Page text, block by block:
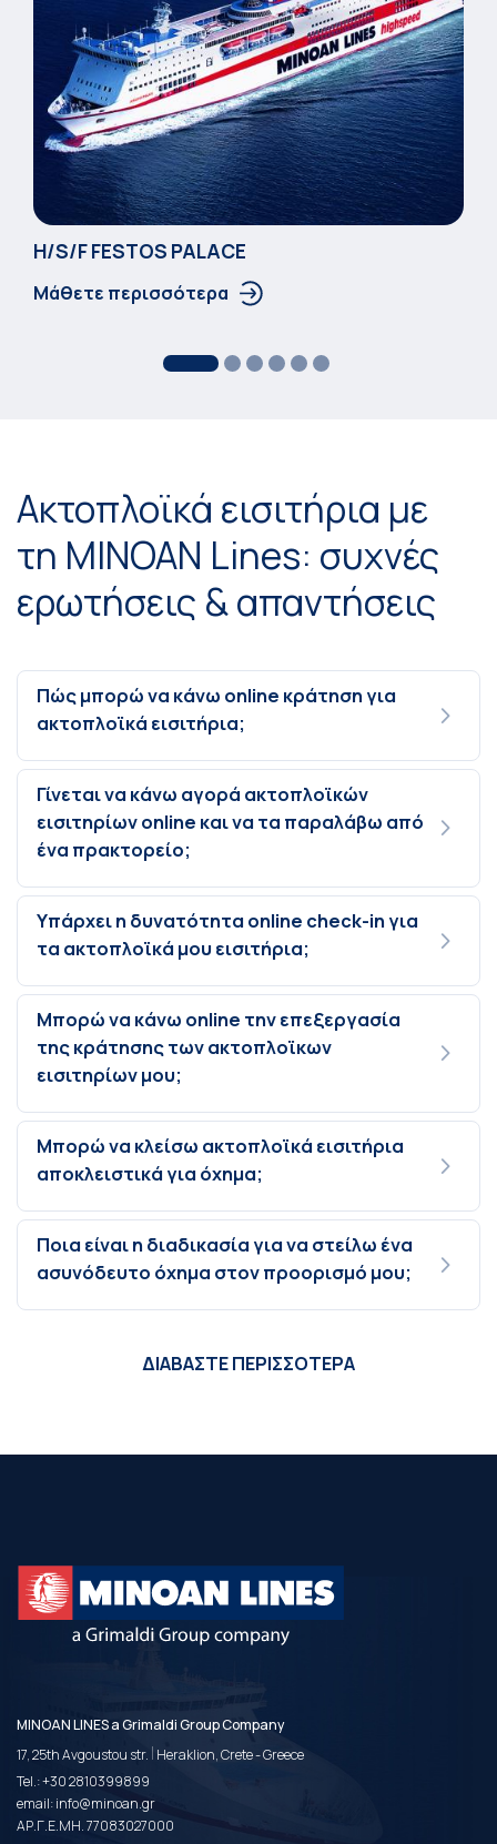
Η/S/F FESTOS PALACΕ
Μάθετε περισσότερα
Ακτοπλοϊκά εισιτήρια με
τη MINOAN Lines: συχνές
ερωτήσεις & απαντήσεις
Πώς μπορώ να κάνω online κράτηση για
ακτοπλοϊκά εισιτήρια;
Γίνεται να κάνω αγορά ακτοπλοϊκών
εισιτηρίων online και να τα παραλάβω από
ένα πρακτορείο;
Υπάρχει η δυνατότητα online check-in για
τα ακτοπλοϊκά μου εισιτήρια;
Μπορώ να κάνω online την επεξεργασία
της κράτησης των ακτοπλοϊκων
εισιτηρίων μου;
Μπορώ να κλείσω ακτοπλοϊκά εισιτήρια
αποκλειστικά για όχημα;
Ποια είναι η διαδικασία για να στείλω ένα
ασυνόδευτο όχημα στον προορισμό μου;
ΔΙΑΒΑΣΤΕ ΠΕΡΙΣΣΟΤΕΡΑ
MINOAN LINES a Grimaldi Group Company
17, 25th Avgoustou str. | Heraklion, Crete - Greece
Tel.:+30 2810399899
email:info@minoan.gr
ΑΡ.Γ.Ε.ΜΗ. 77083027000